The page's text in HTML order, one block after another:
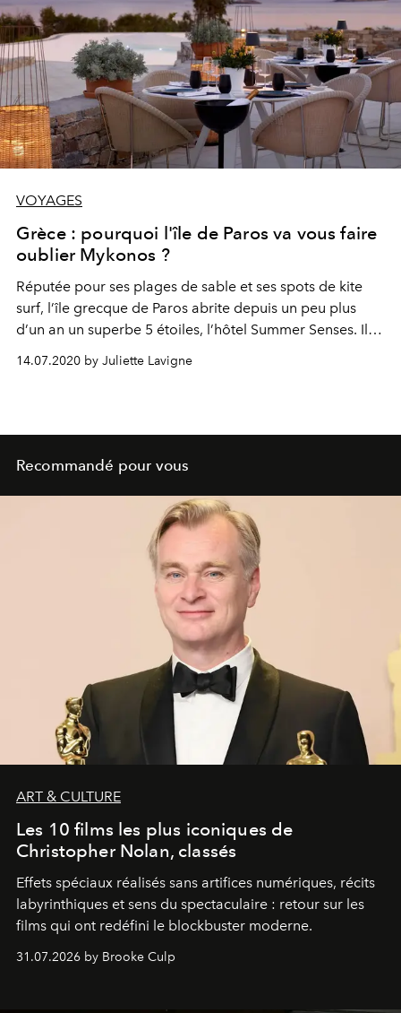
VOYAGES
Grèce : pourquoi l'île de Paros va vous faire
oublier Mykonos ?
Réputée pour ses plages de sable et ses spots de kite
surf, l’île grecque de Paros abrite depuis un peu plus
d’un an un superbe 5 étoiles, l’hôtel Summer Senses. Il
domine le village de Piso Livadi et profite d’une superbe
vue sur la Mer Egée.
14.07.2020 by Juliette Lavigne
Recommandé pour vous
ART & CULTURE
Les 10 films les plus iconiques de
Christopher Nolan, classés
Effets spéciaux réalisés sans artifices numériques, récits
labyrinthiques et sens du spectaculaire : retour sur les
films qui ont redéfini le blockbuster moderne.
31.07.2026 by Brooke Culp